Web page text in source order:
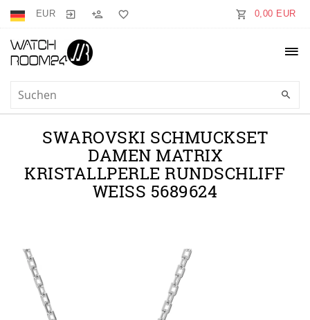
EUR 0,00 EUR
SWAROVSKI SCHMUCKSET
DAMEN MATRIX
KRISTALLPERLE RUNDSCHLIFF
WEISS 5689624